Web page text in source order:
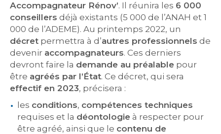
Accompagnateur Rénov’. Il réunira les 6 000
conseillers déjà existants (5 000 de l’ANAH et 1
000 de l’ADEME). Au printemps 2022, un
décret permettra à d’autres professionnels de
devenir accompagnateurs. Ces derniers
devront faire la demande au préalable pour
être agréés par l’État. Ce décret, qui sera
effectif en 2023, précisera :
les conditions, compétences techniques
requises et la déontologie à respecter pour
être agréé, ainsi que le contenu de